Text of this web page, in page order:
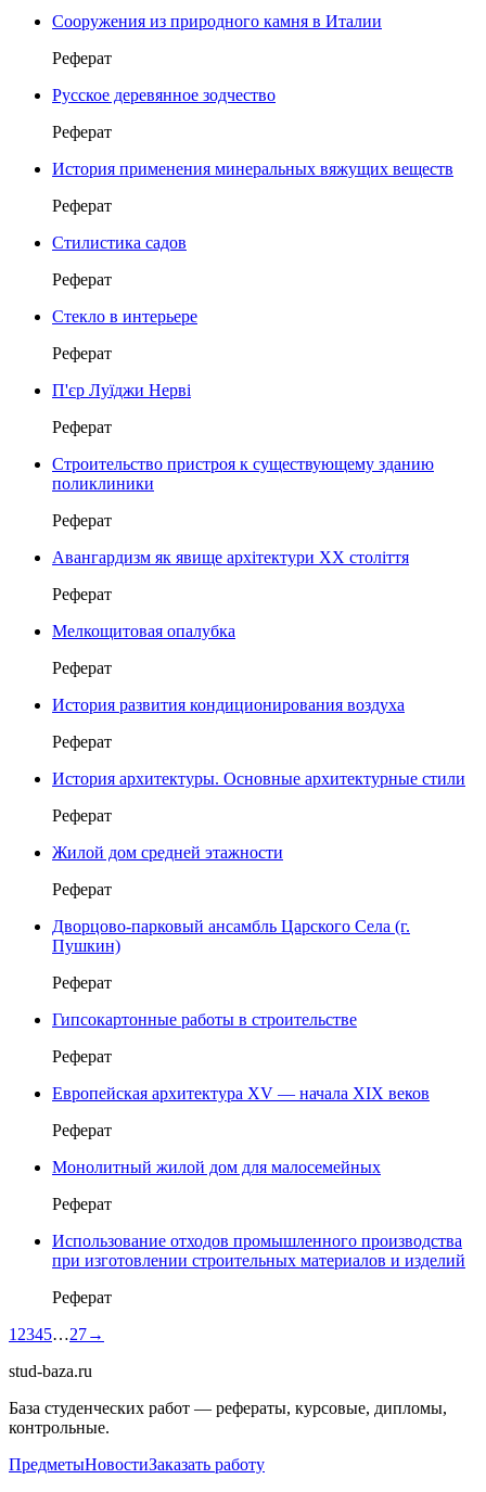
Сооружения из природного камня в Италии
Реферат
Русское деревянное зодчество
Реферат
История применения минеральных вяжущих веществ
Реферат
Стилистика садов
Реферат
Стекло в интерьере
Реферат
П'єр Луїджи Нерві
Реферат
Строительство пристроя к существующему зданию
поликлиники
Реферат
Авангардизм як явище архітектури ХХ століття
Реферат
Мелкощитовая опалубка
Реферат
История развития кондиционирования воздуха
Реферат
История архитектуры. Основные архитектурные стили
Реферат
Жилой дом средней этажности
Реферат
Дворцово-парковый ансамбль Царского Села (г.
Пушкин)
Реферат
Гипсокартонные работы в строительстве
Реферат
Европейская архитектура XV — начала XIX веков
Реферат
Монолитный жилой дом для малосемейных
Реферат
Использование отходов промышленного производства
при изготовлении строительных материалов и изделий
Реферат
1 2345…27→
stud-baza.ru
База студенческих работ — рефераты, курсовые, дипломы,
контрольные.
ПредметыНовостиЗаказать работу